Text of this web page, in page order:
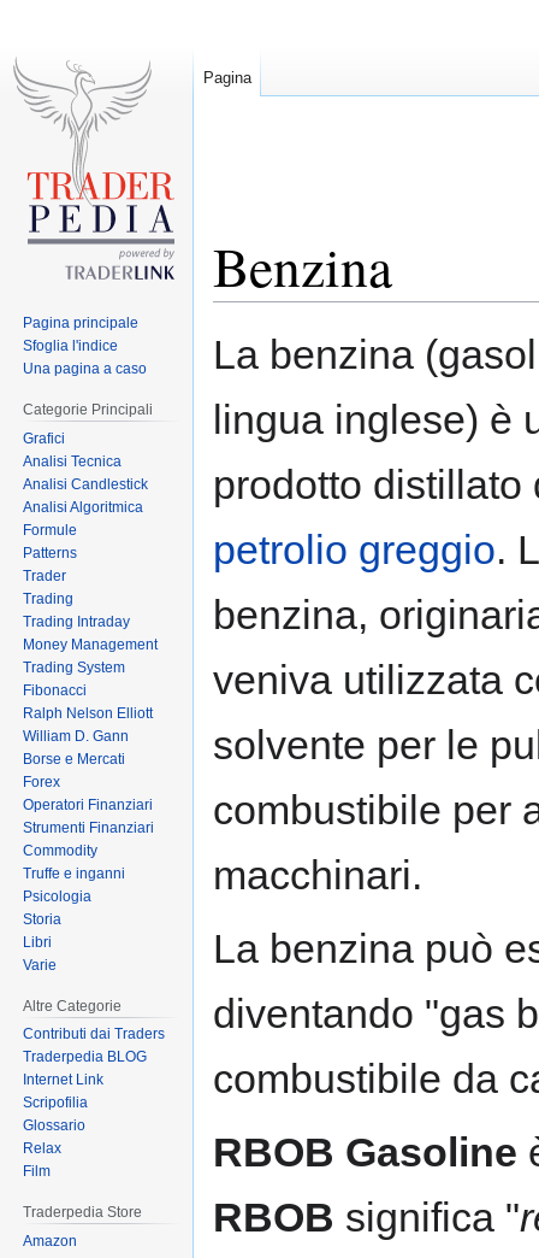
Benzina
to
to
La benzina
lingua inglese) è
prodotto distillato
petrolio greggio.
benzina,
veniva utilizzata
solvente per le
combustibile per
macchinari.
La benzina può
diventando "gas
combustibile da
RBOB Gasoline
RBOB significa "
Pagina
Pagina principale
Sfoglia l'indice
Una pagina a caso
Categorie Principali
Grafici
Analisi Tecnica
Analisi Candlestick
Analisi Algoritmica
Formule
Patterns
Trader
Trading
Trading Intraday
Money Management
Trading System
Fibonacci
Ralph Nelson Elliott
William D. Gann
Borse e Mercati
Forex
Operatori Finanziari
Strumenti Finanziari
Commodity
Truffe e inganni
Psicologia
Storia
Libri
Varie
Altre Categorie
Contributi dai Traders
Traderpedia BLOG
Internet Link
Scripofilia
Glossario
Relax
Film
Traderpedia Store
Amazon